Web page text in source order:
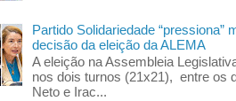
Partido Solidariedade “pressiona”
decisão da eleição da ALEMA
A eleição na Assembleia
nos dois turnos (21x21), entre os
Neto e Irac...